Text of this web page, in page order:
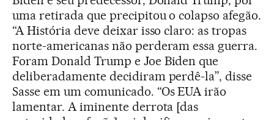
uma retirada que precipitou o colapso afegão.
“A História deve deixar isso claro: as tropas
norte-americanas não perderam essa guerra.
Foram Donald Trump e Joe Biden que
deliberadamente decidiram perdê-la”, disse
Sasse em um comunicado. “Os EUA irão
lamentar. A iminente derrota [das